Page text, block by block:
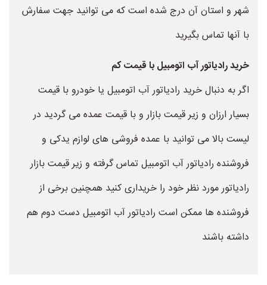
شهر و استان آن درج شده است که می توانید جهت سفارش
با آنها تماس بگیرید
خرید رادیاتور آب اتومبیل با قیمت کم
اگر به دنبال خرید رادیاتور آب اتومبیل یا خودرو با قیمت
بسیار ارزان و زیر قیمت بازار و با قیمت عمده می گردید در
لیست بالا می توانید با عمده فروشی های لوازم یدکی و
فروشنده رادیاتور آب اتومبیل تماس گرفته و زیر قیمت بازار
رادیاتور مورد نظر خود را خریداری کنید همچنین برخی از
فروشنده ها ممکن است رادیاتور آب اتومبیل دست دوم هم
داشته باشند